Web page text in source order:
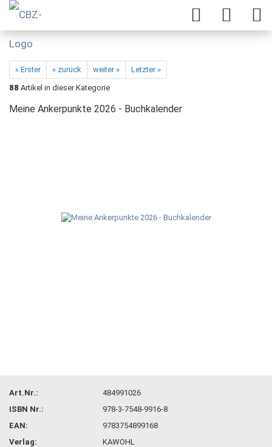
« Erster « zurück weiter »
Letzter »
88 Artikel in dieser Kategorie
Meine Ankerpunkte 2026 - Buchkalender
Art.Nr.:
484991026
ISBN Nr.:
978-3-7548-9916-8
EAN:
9783754899168
Verlag:
KAWOHL